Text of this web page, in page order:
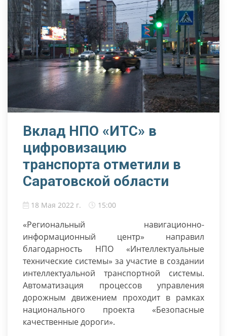
Вклад НПО «ИТС» в
цифровизацию
транспорта отметили в
Саратовской области
18 Мая 2022 г. 15:00
«Региональный навигационно-
информационный центр» направил
благодарность НПО «Интеллектуальные
технические системы» за участие в создании
интеллектуальной транспортной системы.
Автоматизация процессов управления
дорожным движением проходит в рамках
национального проекта «Безопасные
качественные дороги».